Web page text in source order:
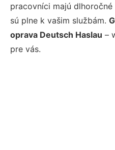
pracovníci majú
sú plne k vašim službám.
oprava Deutsch Haslau –
pre vás.